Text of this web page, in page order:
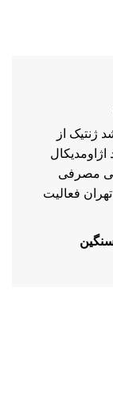
ژنتیک از
مصرفی
فعالیت